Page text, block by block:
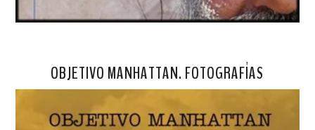
OBJETIVO MANHATTAN. FOTOGRAFÍAS